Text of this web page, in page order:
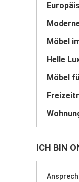
Möbel
Helle
ICH BIN